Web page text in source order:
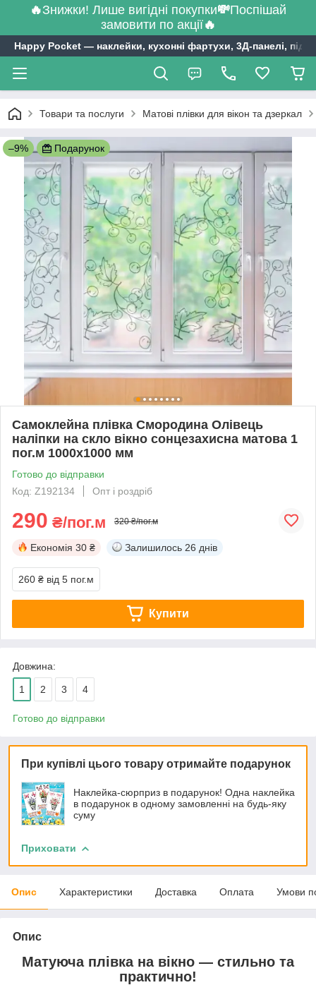
🔥Знижки! Лише вигідні покупки💸Поспішай
замовити по акції🔥
Happy Pocket ― наклейки, кухонні фартухи, 3Д-панелі,
Товари та послуги Матові плівки для вікон та дзеркал
–9% Подарунок
Самоклейна плівка Смородина Олівець
наліпки на скло вікно сонцезахисна матова 1
пог.м 1000х1000 мм
Готово до відправки
Код: Z192134
Опт і роздріб
290 ₴/пог.м 320 ₴/пог.м
Економія 30 ₴ Залишилось 26 днів
260 ₴ від 5 пог.м
Купити
Довжина:
1 2 3 4
Готово до відправки
При купівлі цього товару отримайте подарунок
Наклейка-сюрприз в подарунок! Одна наклейка
в подарунок в одному замовленні на будь-яку
суму
Приховати
Опис Характеристики Доставка Оплата Умови
Опис
Матуюча плівка на вікно — стильно та
практично!